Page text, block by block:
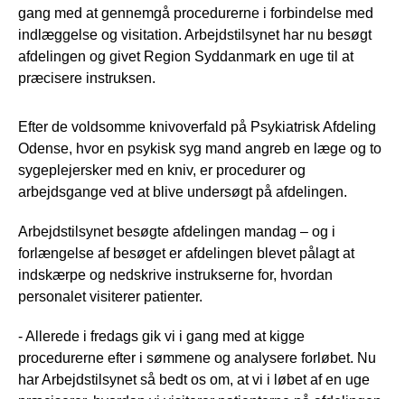
gang med at gennemgå procedurerne i forbindelse med
indlæggelse og visitation. Arbejdstilsynet har nu besøgt
afdelingen og givet Region Syddanmark en uge til at
præcisere instruksen.
Efter de voldsomme knivoverfald på Psykiatrisk Afdeling
Odense, hvor en psykisk syg mand angreb en læge og to
sygeplejersker med en kniv, er procedurer og
arbejdsgange ved at blive undersøgt på afdelingen.
Arbejdstilsynet besøgte afdelingen mandag – og i
forlængelse af besøget er afdelingen blevet pålagt at
indskærpe og nedskrive instrukserne for, hvordan
personalet visiterer patienter.
- Allerede i fredags gik vi i gang med at kigge
procedurerne efter i sømmene og analysere forløbet. Nu
har Arbejdstilsynet så bedt os om, at vi i løbet af en uge